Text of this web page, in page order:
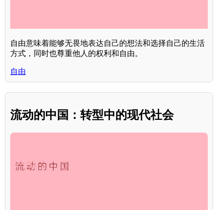
自由意味着能够无畏地表达自己的想法和选择自己的生活
方式，同时也尊重他人的权利和自由。
自由
流动的中国：转型中的现代社会